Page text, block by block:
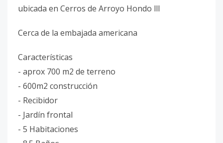
ubicada en Cerros de Arroyo Hondo lll
Cerca de la embajada americana
Características
- aprox 700 m2 de terreno
- 600m2 construcción
- Recibidor
- Jardín frontal
- 5 Habitaciones